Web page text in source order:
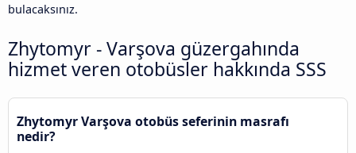
bulacaksınız.
Zhytomyr - Varşova güzergahında
hizmet veren otobüsler hakkında SSS
Zhytomyr Varşova otobüs seferinin masrafı
nedir?